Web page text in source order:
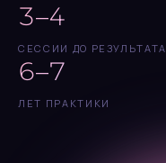
3–4
СЕССИИ ДО РЕЗУЛЬТАТА
6–7
ЛЕТ ПРАКТИКИ